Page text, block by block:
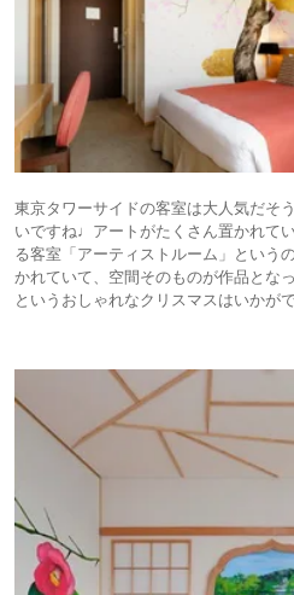
東京タワーサイドの客室は大人気だそ
いですね♩アートがたくさん置かれて
る客室「アーティストルーム」という
かれていて、空間そのものが作品とな
というおしゃれなクリスマスはいかが